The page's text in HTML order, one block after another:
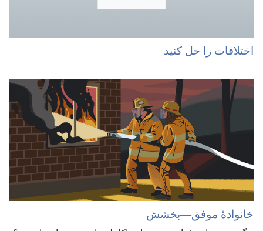
اختلافات را حل کنید
خانوادهٔ موفق—‏بخشش